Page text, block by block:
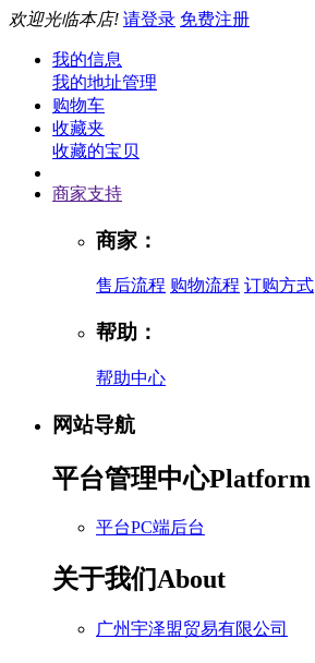
欢迎光临本店! 请登录 免费注册
我的信息
我的地址管理
购物车
收藏夹
收藏的宝贝
商家支持
商家：
售后流程 购物流程 订购方式
帮助：
帮助中心
网站导航
平台管理中心Platform
平台PC端后台
关于我们About
广州宇泽盟贸易有限公司